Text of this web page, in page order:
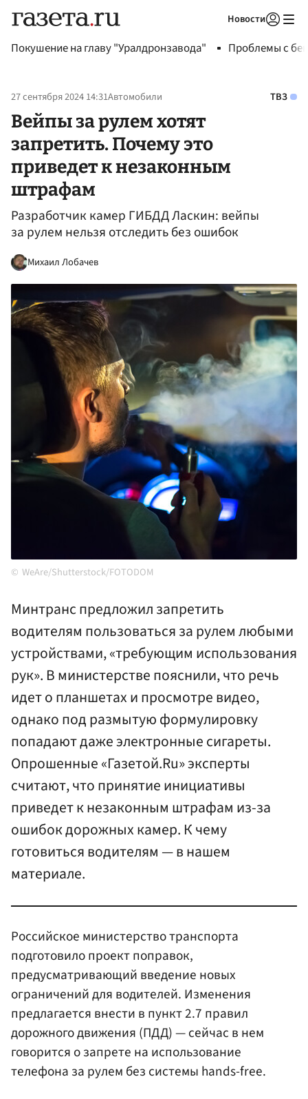
Новости
Покушение на главу "Уралдронзавода" Проблемы с
27 сентября 2024 14:31Автомобили ТВЗ
Вейпы за рулем хотят
запретить. Почему это
приведет к незаконным
штрафам
Разработчик камер ГИБДД Ласкин: вейпы
за рулем нельзя отследить без ошибок
Михаил Лобачев
WeAre/Shutterstock/FOTODOM
Минтранс предложил запретить
водителям пользоваться за рулем любыми
устройствами, «требующим использования
рук». В министерстве пояснили, что речь
идет о планшетах и просмотре видео,
однако под размытую формулировку
попадают даже электронные сигареты.
Опрошенные «Газетой.Ru» эксперты
считают, что принятие инициативы
приведет к незаконным штрафам из-за
ошибок дорожных камер. К чему
готовиться водителям — в нашем
материале.
Российское министерство транспорта
подготовило проект поправок,
предусматривающий введение новых
ограничений для водителей. Изменения
предлагается внести в пункт 2.7 правил
дорожного движения (ПДД) — сейчас в нем
говорится о запрете на использование
телефона за рулем без системы hands-free.